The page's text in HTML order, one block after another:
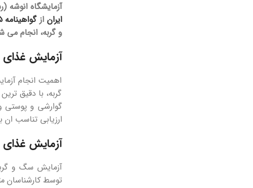
آزمایشگاه
ایران ازگواهینامه 17025
و گربه، انجام می
آزمایش
اهمیت انجام
گربه، با دقیق
گوارشی و پوستی
ارزیابی تناسب
آزمایش
آزمایش سگ و
توسط